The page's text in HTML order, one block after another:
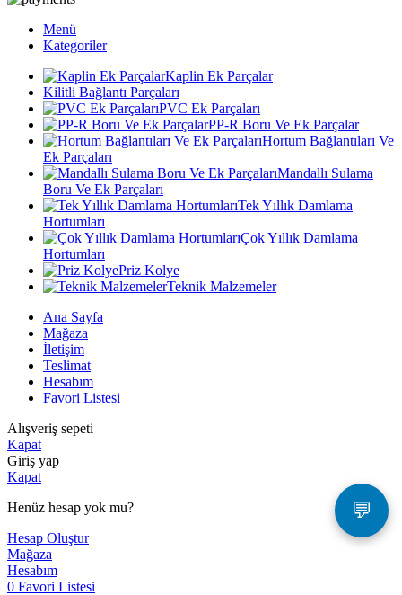
Menü
Kategoriler
Kaplin Ek Parçalar
Kilitli Bağlantı Parçaları
PVC Ek Parçaları
PP-R Boru Ve Ek Parçalar
Hortum Bağlantıları Ve
Ek Parçaları
Mandallı Sulama
Boru Ve Ek Parçaları
Tek Yıllık Damlama
Hortumları
Çok Yıllık Damlama
Hortumları
Priz Kolye
Teknik Malzemeler
Ana Sayfa
Mağaza
İletişim
Teslimat
Hesabım
Favori Listesi
Alışveriş sepeti
Kapat
Giriş yap
Kapat
Henüz hesap yok mu?
Hesap Oluştur
Mağaza
Hesabım
0 Favori Listesi
💬